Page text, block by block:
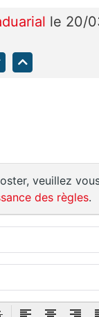
le 20/
veuillez
des règles.